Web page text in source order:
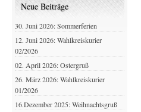
Neue Beiträge
30. Juni 2026: Sommerferien
12. Juni 2026: Wahlkreiskurier
02/2026
02. April 2026: Ostergruß
26. März 2026: Wahlkreiskurier
01/2026
16.Dezember 2025: Weihnachtsgruß